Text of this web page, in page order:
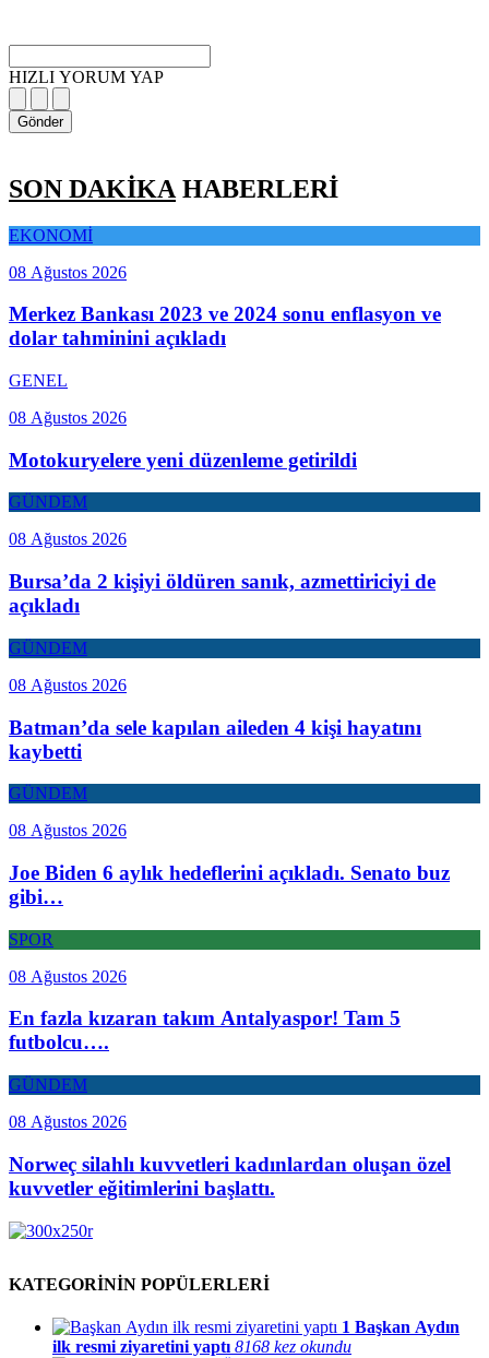
HIZLI YORUM YAP
Gönder
SON DAKİKA HABERLERİ
EKONOMİ
08 Ağustos 2026
Merkez Bankası 2023 ve 2024 sonu enflasyon ve
dolar tahminini açıkladı
GENEL
08 Ağustos 2026
Motokuryelere yeni düzenleme getirildi
GÜNDEM
08 Ağustos 2026
Bursa’da 2 kişiyi öldüren sanık, azmettiriciyi de
açıkladı
GÜNDEM
08 Ağustos 2026
Batman’da sele kapılan aileden 4 kişi hayatını
kaybetti
GÜNDEM
08 Ağustos 2026
Joe Biden 6 aylık hedeflerini açıkladı. Senato buz
gibi…
SPOR
08 Ağustos 2026
En fazla kızaran takım Antalyaspor! Tam 5
futbolcu….
GÜNDEM
08 Ağustos 2026
Norweç silahlı kuvvetleri kadınlardan oluşan özel
kuvvetler eğitimlerini başlattı.
KATEGORİNİN POPÜLERLERİ
1 Başkan Aydın
ilk resmi ziyaretini yaptı 8168 kez okundu